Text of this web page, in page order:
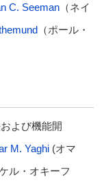
C. Seeman（ネイ
（ポール・
よび機能開
M. Yaghi(オマ
ル・オキーフ